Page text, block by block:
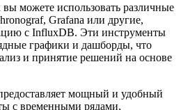
можете использовать различные
Grafana или другие,
с InfluxDB. Эти инструменты
графики и дашборды, что
и принятие решений на основе
мощный и удобный
с временными рядами,